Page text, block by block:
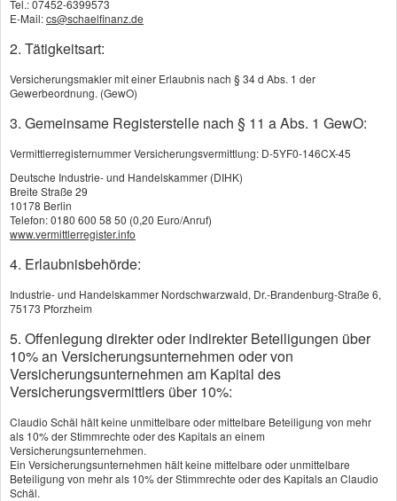
Sollten Ihr Arbeitgeber keine VwL oder nur einen Teil der möglichen
470,-- / Jahr bezahlen, haben Sie die Möglichkeit, den Betrag mit Ihrem
Auf diese Weise können Sie die maximal mögliche Förderung voll
Die Überweisung auf den Bausparvertrag erfolgt jedoch nicht vom
Berechnung der Lohnsteuer und den Sozialabgaben.
Wenn Ehepaare einen Bausparvertrag für ihre Vermögenswirksamen
Leistungen nutzen wollen, genügt es durchaus einen einzigen Vertrag
abzuschließen und die
Vermögenswirksamen Leistungen der beiden Ehegatten auf nur einen
Vertrag einzuzahlen.
Damit sparen Sie sich schon die Abschlußgebühr für den zweiten
darauf Sie kennenzulernen.
Kontaktformular aus:
Email
Anrede
Vorname
Nachname
Telefonnummer
(Pflicht)
Tel.: 07452-6399573
E-Mail:cs@schaelfinanz.de
2. Tätigkeitsart:
Versicherungsmakler mit einer Erlaubnis nach § 34 d Abs. 1 der
Gewerbeordnung. (GewO)
3. Gemeinsame Registerstelle nach § 11 a Abs. 1 GewO:
Vermittlerregisternummer Versicherungsvermittlung: D-5YF0-146CX-45
Deutsche Industrie- und Handelskammer (DIHK)
Breite Straße 29
10178 Berlin
Telefon: 0180 600 58 50 (0,20 Euro/Anruf)
www.vermittlerregister.info
4. Erlaubnisbehörde:
Industrie- und Handelskammer Nordschwarzwald, Dr.-Brandenburg-Straße 6,
75173 Pforzheim
5. Offenlegung direkter oder indirekter Beteiligungen über
10% an Versicherungsunternehmen oder von
Versicherungsunternehmen am Kapital des
Versicherungsvermittlers über 10%:
Claudio Schäl hält keine unmittelbare oder mittelbare Beteiligung von mehr
als 10% der Stimmrechte oder des Kapitals an einem
Versicherungsunternehmen.
Ein Versicherungsunternehmen hält keine mittelbare oder unmittelbare
Beteiligung von mehr als 10% der Stimmrechte oder des Kapitals an Claudio
Schäl.